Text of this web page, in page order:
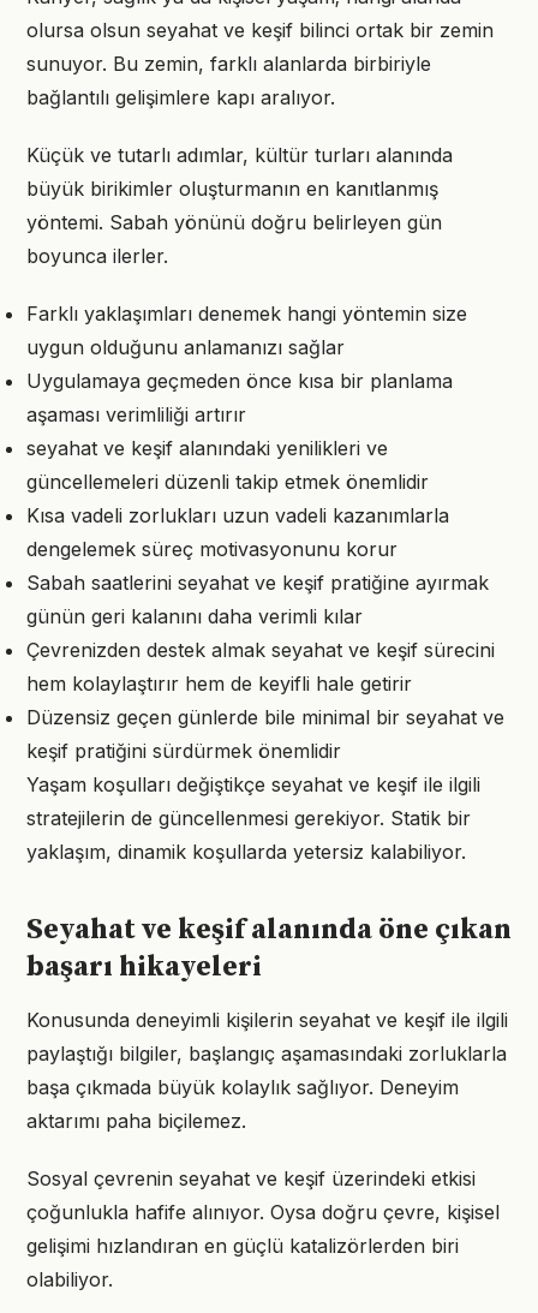
olursa olsun seyahat ve keşif bilinci ortak bir zemin
sunuyor. Bu zemin, farklı alanlarda birbiriyle
bağlantılı gelişimlere kapı aralıyor.
Küçük ve tutarlı adımlar, kültür turları alanında
büyük birikimler oluşturmanın en kanıtlanmış
yöntemi. Sabah yönünü doğru belirleyen gün
boyunca ilerler.
Farklı yaklaşımları denemek hangi yöntemin size
uygun olduğunu anlamanızı sağlar
Uygulamaya geçmeden önce kısa bir planlama
aşaması verimliliği artırır
seyahat ve keşif alanındaki yenilikleri ve
güncellemeleri düzenli takip etmek önemlidir
Kısa vadeli zorlukları uzun vadeli kazanımlarla
dengelemek süreç motivasyonunu korur
Sabah saatlerini seyahat ve keşif pratiğine ayırmak
günün geri kalanını daha verimli kılar
Çevrenizden destek almak seyahat ve keşif sürecini
hem kolaylaştırır hem de keyifli hale getirir
Düzensiz geçen günlerde bile minimal bir seyahat ve
keşif pratiğini sürdürmek önemlidir
Yaşam koşulları değiştikçe seyahat ve keşif ile ilgili
stratejilerin de güncellenmesi gerekiyor. Statik bir
yaklaşım, dinamik koşullarda yetersiz kalabiliyor.
Seyahat ve keşif alanında öne çıkan
başarı hikayeleri
Konusunda deneyimli kişilerin seyahat ve keşif ile ilgili
paylaştığı bilgiler, başlangıç aşamasındaki zorluklarla
başa çıkmada büyük kolaylık sağlıyor. Deneyim
aktarımı paha biçilemez.
Sosyal çevrenin seyahat ve keşif üzerindeki etkisi
çoğunlukla hafife alınıyor. Oysa doğru çevre, kişisel
gelişimi hızlandıran en güçlü katalizörlerden biri
olabiliyor.